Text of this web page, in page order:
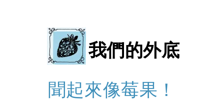
我們的外底
聞起來像莓果！